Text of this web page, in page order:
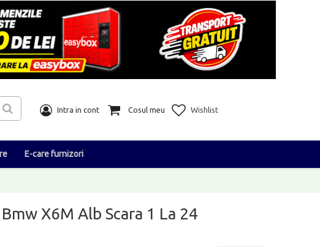
Intra in cont Cosul meu Wishlist
E-care furnizori
X6M Alb Scara 1 La 24